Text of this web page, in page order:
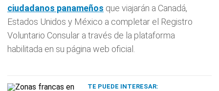
ciudadanos panameños que viajarán a Canadá,
Estados Unidos y México a completar el Registro
Voluntario Consular a través de la plataforma
habilitada en su página web oficial.
TE PUEDE INTERESAR: